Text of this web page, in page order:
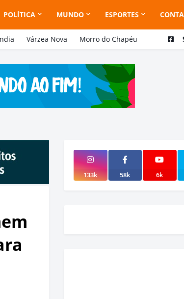
POLÍTICA MUNDO ESPORTES
Várzea Nova Morro do Chapéu
133k 58k 6k